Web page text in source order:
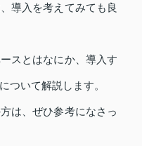
導入を考えてみても良
スとはなにか、導入す
ついて解説します。
は、ぜひ参考になさっ